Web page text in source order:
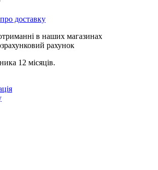
доставку
в наших магазинах
рахунок
12 місяців.